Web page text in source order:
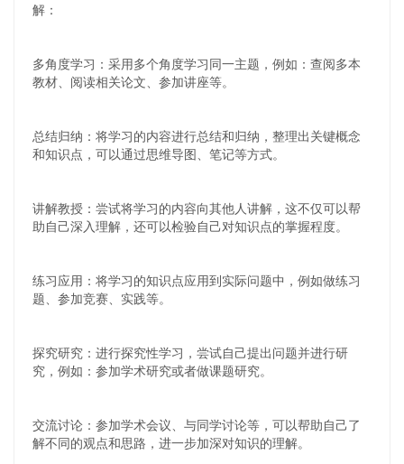
解：
多角度学习：采用多个角度学习同一主题，例如：查阅多本
教材、阅读相关论文、参加讲座等。
总结归纳：将学习的内容进行总结和归纳，整理出关键概念
和知识点，可以通过思维导图、笔记等方式。
讲解教授：尝试将学习的内容向其他人讲解，这不仅可以帮
助自己深入理解，还可以检验自己对知识点的掌握程度。
练习应用：将学习的知识点应用到实际问题中，例如做练习
题、参加竞赛、实践等。
探究研究：进行探究性学习，尝试自己提出问题并进行研
究，例如：参加学术研究或者做课题研究。
交流讨论：参加学术会议、与同学讨论等，可以帮助自己了
解不同的观点和思路，进一步加深对知识的理解。